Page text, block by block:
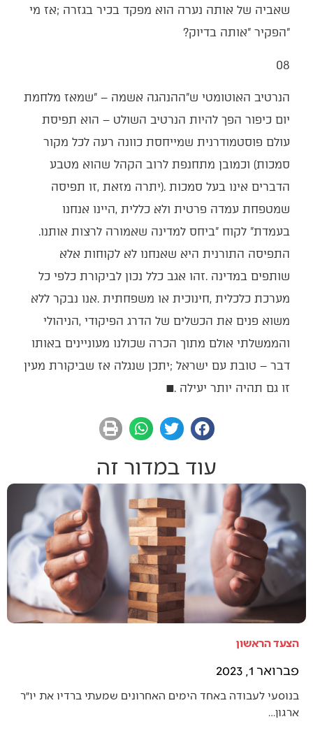
‬שאביה‭ ‬של‭ ‬אותה‭ ‬נערה‭ ‬הוא‭ ‬מפקד‭ ‬בכיר‭ ‬בגזרה‭; ‬אז‭ ‬מי‭
‬‮"‬הפקיר‮"‬‭ ‬אותה‭ ‬בדיוק‭?‬
08‭ ‬
הנרטיב‭ ‬האוטומטי‭ ‬ש"ההנהגה‭ ‬אשמה‮"‬‭ ‬‮–‬‭ ‬שמאז‭ ‬מלחמת‭
‬יום‭ ‬כיפור‭ ‬הפך‭ ‬להיות‭ ‬הנרטיב‭ ‬השולט‭ ‬‮–‬‭ ‬הוא‭ ‬תפיסת‭
‬עולם‭ ‬פוסטמודרנית‭ ‬שמייחסת‭ ‬כוונה‭ ‬רעה‭ ‬לכל‭ ‬מקור‭
‬סמכות‭ (‬וכמובן‭ ‬מתחנפת‭ ‬לרוב‭ ‬הקהל‭ ‬שהוא‭ ‬מטבע‭
‬שמטפחת‭ ‬עמדה‭ ‬פרטית‭ ‬ולא‭ ‬כללית‭, ‬היינו‭ ‬אנחנו‭
‬בעמדת‭ ‬‮"‬לקוח‮"‬‭ ‬ביחס‭ ‬למדינה‭ ‬שאמורה‭ ‬לרצות‭ ‬אותנו‭.
‬שותפים‭ ‬במדינה‭. ‬זהו‭ ‬אגב‭ ‬כלל‭ ‬נכון‭ ‬לביקורת‭ ‬כלפי‭ ‬כל‭
‬משוא‭ ‬פנים‭ ‬את‭ ‬הכשלים‭ ‬של‭ ‬הדרג‭ ‬הפיקודי‭, ‬הניהולי‭
‬והממשלתי‭ ‬אולם‭ ‬מתוך‭ ‬הכרה‭ ‬שכולנו‭ ‬מעוניינים‭ ‬באותו‭
‬דבר‭ ‬‮–‬‭ ‬טובת‭ ‬עם‭ ‬ישראל‭; ‬יתכן‭ ‬שנגלה‭ ‬אז‭ ‬שביקורת‭ ‬מעין‭
‬זו‭ ‬גם‭ ‬תהיה‭ ‬יותר‭ ‬יעילה‭. ‬
■
עוד במדור זה
הצעד הראשון
פברואר 1, 2023
בנוסעי לעבודה באחד הימים האחרונים שמעתי ברדיו את יו״ר
ארגון…